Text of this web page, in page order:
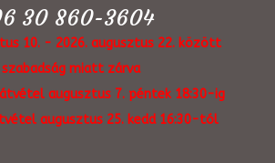
30 860-3604
10. - 2026. augusztus 22. között
szabadság miatt zárva
augusztus 7. péntek 18:30-ig
augusztus 25. kedd 16:30-tól